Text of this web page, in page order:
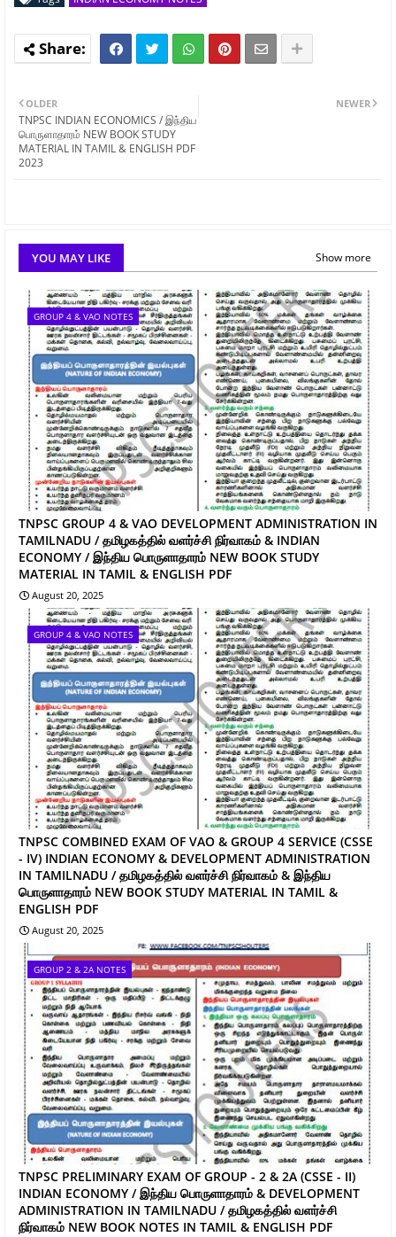
NEWER
OLDER
TNPSC INDIAN ECONOMICS / இந்திய
பொருளாதாரம் NEW BOOK STUDY
MATERIAL IN TAMIL & ENGLISH PDF
2023
YOU MAY LIKE Show more
GROUP 4 & VAO NOTES
TNPSC GROUP 4 & VAO DEVELOPMENT ADMINISTRATION IN
TAMILNADU / தமிழகத்தில் வளர்ச்சி நிர்வாகம் & INDIAN
ECONOMY / இந்திய பொருளாதாரம் NEW BOOK STUDY
MATERIAL IN TAMIL & ENGLISH PDF
August 20, 2025
GROUP 4 & VAO NOTES
TNPSC COMBINED EXAM OF VAO & GROUP 4 SERVICE (CSSE
- IV) INDIAN ECONOMY & DEVELOPMENT ADMINISTRATION
IN TAMILNADU / தமிழகத்தில் வளர்ச்சி நிர்வாகம் & இந்திய
பொருளாதாரம் NEW BOOK STUDY MATERIAL IN TAMIL &
ENGLISH PDF
August 20, 2025
GROUP 2 & 2A NOTES
TNPSC PRELIMINARY EXAM OF GROUP - 2 & 2A (CSSE - II)
INDIAN ECONOMY / இந்திய பொருளாதாரம் & DEVELOPMENT
ADMINISTRATION IN TAMILNADU / தமிழகத்தில் வளர்ச்சி
நிர்வாகம் NEW BOOK NOTES IN TAMIL & ENGLISH PDF